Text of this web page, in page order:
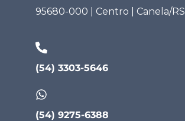
95680-000 | Centro | Canela/RS
(54) 3303-5646
(54) 9275-6388